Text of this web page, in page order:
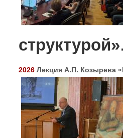
структурой»
2026 Лекция А.П. Козырева